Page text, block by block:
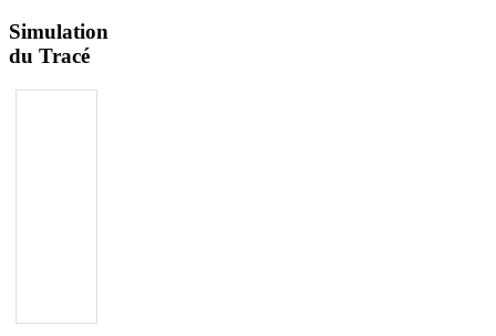
Simulation
du Tracé